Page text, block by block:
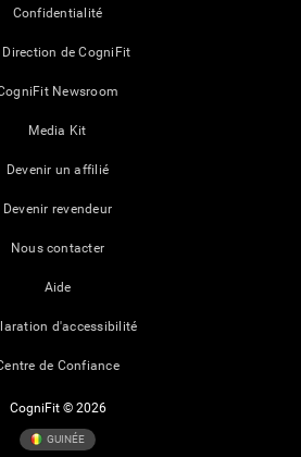
Confidentialité
Direction de CogniFit
Newsroom
Media Kit
Devenir un affilié
Devenir revendeur
Nous contacter
Aide
d'accessibilité
de Confiance
CogniFit © 2026
GUINÉE